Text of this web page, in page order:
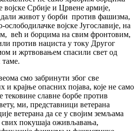
Србије и Црвене армије,
живот у борби против фашизма,
војске Југославије, на
већ и борцима на свим фронтовим,
против нациста у току Другог
и жртвовањем спасили свет од
смо забринути због све
и крајње опасних појава, које не само
тековине славне борбе против
ми, представници ветерана
ветерана да се у својим земљама
покушаја оживљавања,